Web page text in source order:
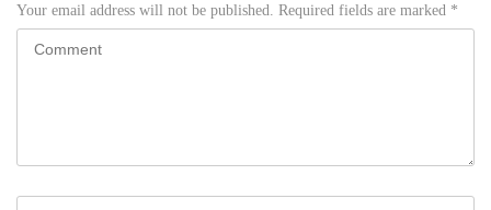
Your email address will not be published. Required fields are marked *